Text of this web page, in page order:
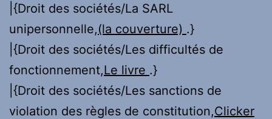
|{Droit des sociétés/La SARL
unipersonnelle,(la couverture) .}
|{Droit des sociétés/Les difficultés de
fonctionnement,Le livre .}
|{Droit des sociétés/Les sanctions de
violation des règles de constitution,Clicker